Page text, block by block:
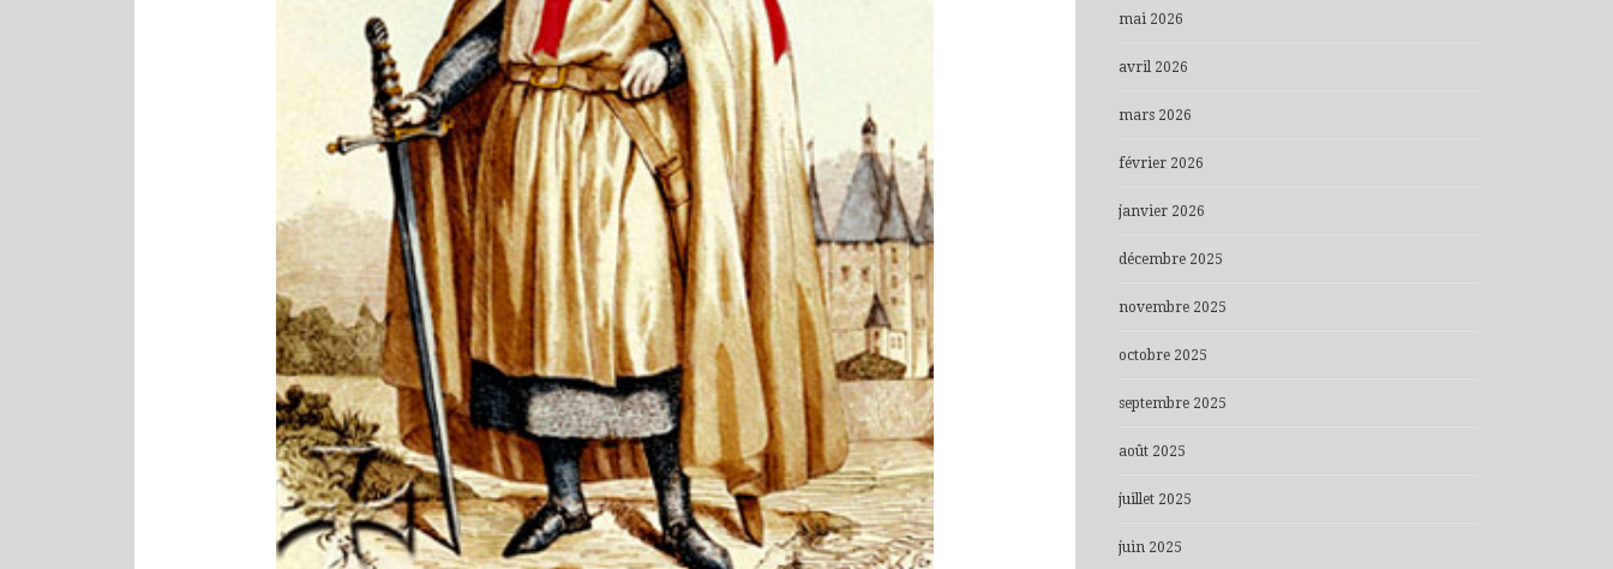
mai 2026
avril 2026
mars 2026
février 2026
janvier 2026
décembre 2025
novembre 2025
octobre 2025
septembre 2025
août 2025
juillet 2025
juin 2025